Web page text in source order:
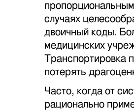
случаях
двоичный коды.
медицинских
Транспортировка
потерять
Часто, когда от
рационально